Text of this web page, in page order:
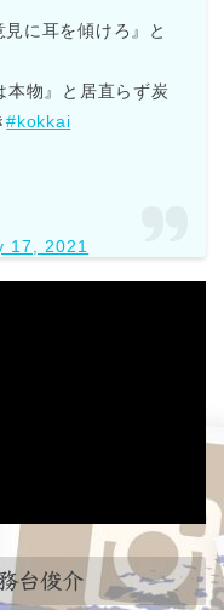
に耳を傾けろ』と
本物』と居直らず炭
#kokkai
17, 2021
台俊介